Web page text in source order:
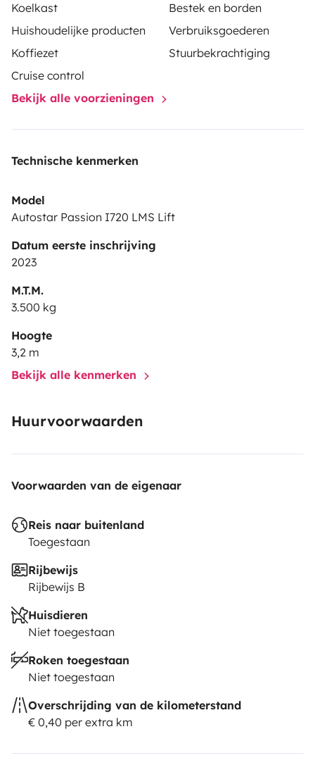
Koelkast
Bestek en borden
Huishoudelijke producten
Verbruiksgoederen
Koffiezet
Stuurbekrachtiging
Cruise control
Bekijk alle voorzieningen
Technische kenmerken
Model
Autostar Passion I720 LMS Lift
Datum eerste inschrijving
2023
M.T.M.
3.500 kg
Hoogte
3,2 m
Bekijk alle kenmerken
Huurvoorwaarden
Voorwaarden van de eigenaar
Reis naar buitenland
Toegestaan
Rijbewijs
Rijbewijs B
Huisdieren
Niet toegestaan
Roken toegestaan
Niet toegestaan
Overschrijding van de kilometerstand
€ 0,40 per extra km